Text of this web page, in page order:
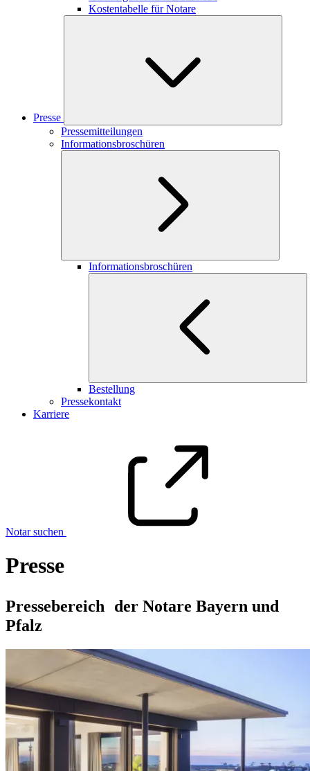
Kostentabelle für Notare
Presse
Pressemitteilungen
Informationsbroschüren
Informationsbroschüren
Bestellung
Pressekontakt
Karriere
Notar suchen
Presse
Pressebereich der Notare Bayern und
Pfalz